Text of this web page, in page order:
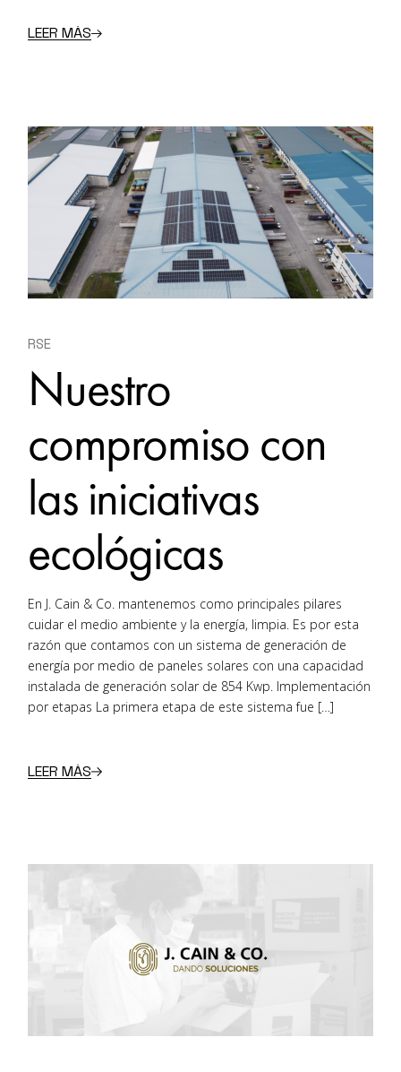
LEER MÁS
RSE
Nuestro
compromiso con
las iniciativas
ecológicas
En J. Cain & Co. mantenemos como principales pilares
cuidar el medio ambiente y la energía, limpia. Es por esta
razón que contamos con un sistema de generación de
energía por medio de paneles solares con una capacidad
instalada de generación solar de 854 Kwp. Implementación
por etapas La primera etapa de este sistema fue […]
LEER MÁS